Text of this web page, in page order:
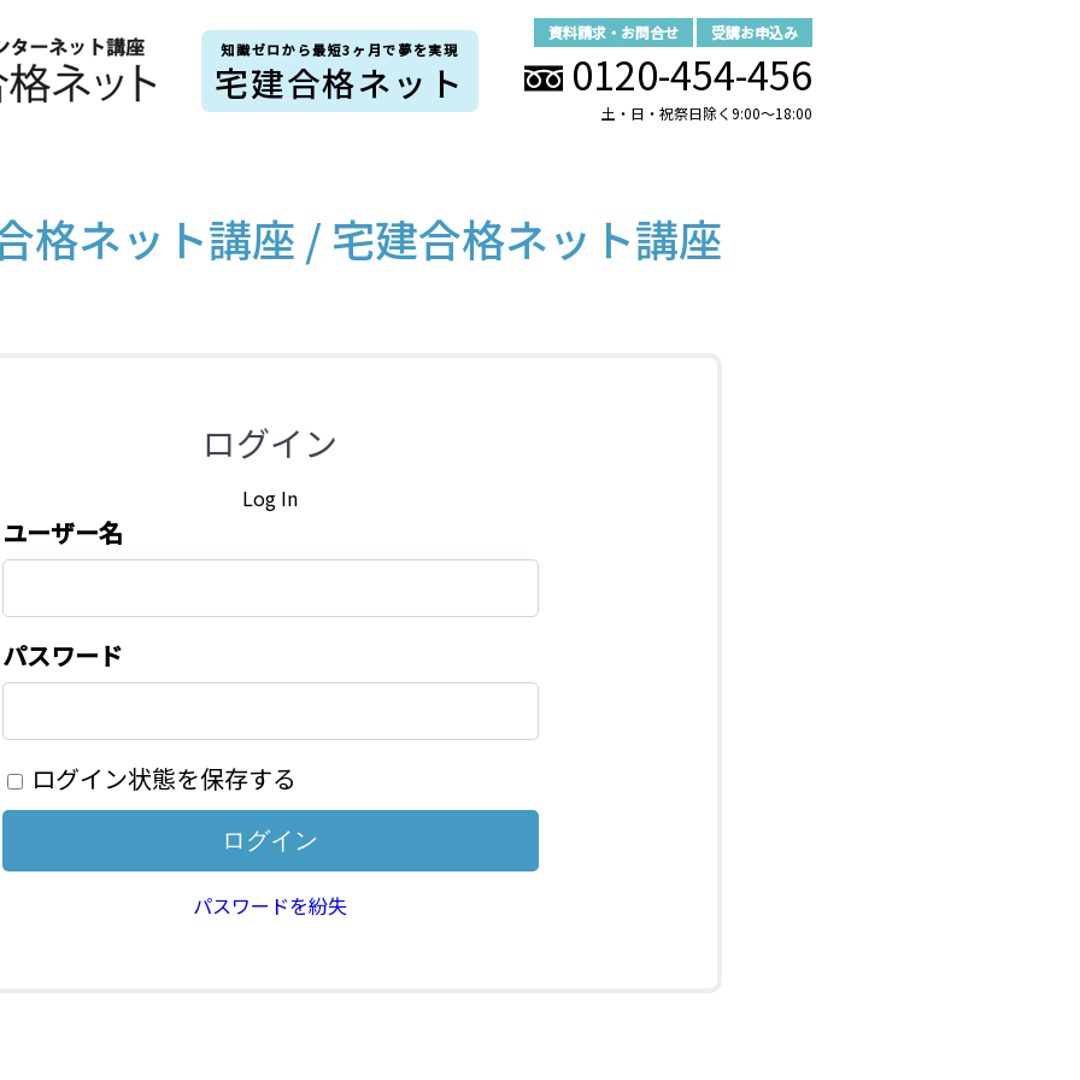
知識ゼロから最短3ヶ月で夢を実現
宅建合格ネット
資料請求・お問合せ 受講お申込み
0120-454-456
土・日・祝祭日除く9:00～18:00
格ネット講座 / 宅建合格ネット講座
ログイン
Log In
ユーザー名
パスワード
ログイン状態を保存する
パスワードを紛失